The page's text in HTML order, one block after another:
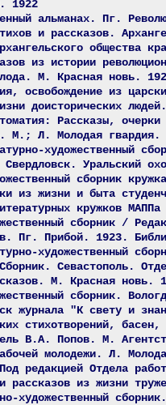
1922
альманах. Пг.
и рассказов.
общества
из истории
М. Красная новь.
освобождение из
доисторических
Рассказы,
М.; Л. Молодая
художественный
Уральский
сборник
из жизни и быта
кружков
сборник /
Пг. Прибой. 1923.
художественный
Севастополь.
М. Красная новь.
сборник.
журнала "К свету и
стихотворений,
В.А. Попов. М.
молодежи. Л.
редакцией Отдела
рассказов из жизни
художественный